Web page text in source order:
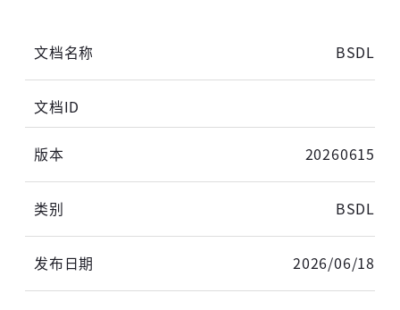
BSDL
20260615
BSDL
2026/06/18